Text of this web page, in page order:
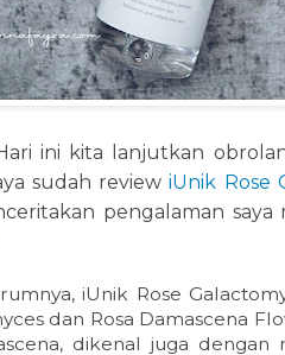
ini kita lanjutkan
sudah reviewiUnik Rose
pengalaman
iUnik Rose
dan Rosa Damascena
dikenal juga